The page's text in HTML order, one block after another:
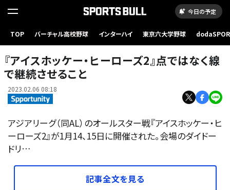
今日の予定
TOP バーチャル高校野球 インターハイ 東京六大学野球
『アイスホッケー・ヒーローズ2』継続性を重視するため、タイトルには数字が付けられた。
『アイスホッケー・ヒーローズ2』点ではなく線
で継続させること
2023.02.06 08:18
アジアリーグ（同AL）のオールスター戦『アイスホッケー・ヒ
ーローズ2』が1月14、15日に開催された。会場のダイドー
ドリ…
記事全文を見る